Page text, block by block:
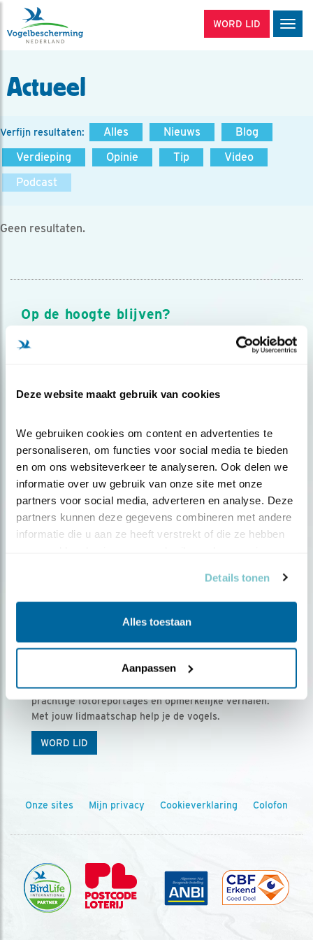
Deze website maakt gebruik van cookies
We gebruiken cookies om content en advertenties te
personaliseren, om functies voor social media te bieden
en om ons websiteverkeer te analyseren. Ook delen we
informatie over uw gebruik van onze site met onze
partners voor social media, adverteren en analyse. Deze
partners kunnen deze gegevens combineren met andere
informatie die u aan ze heeft verstrekt of die ze hebben
Details tonen
Alles toestaan
Aanpassen
WORD LID
Actueel
Verfijn resultaten: Alles Nieuws
Blog
Verdieping
Opinie Tip
Video
Podcast
Geen resultaten.
Op de hoogte blijven?
Meld je aan en ontvang nieuws, inspiratie, acties en tips
over vogels en activiteiten van Vogelbescherming.
Ontvang 5 x Vogels voor € 36,00 per jaar
Vogels is het tijdschrift voor onze leden, met
prachtige fotoreportages en opmerkelijke verhalen.
Met jouw lidmaatschap help je de vogels.
WORD LID
Onze sites Mijn privacy Cookieverklaring Colofon